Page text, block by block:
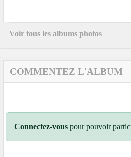
Voir tous les albums photos
COMMENTEZ L'ALBUM
Connectez-vous pour pouvoir